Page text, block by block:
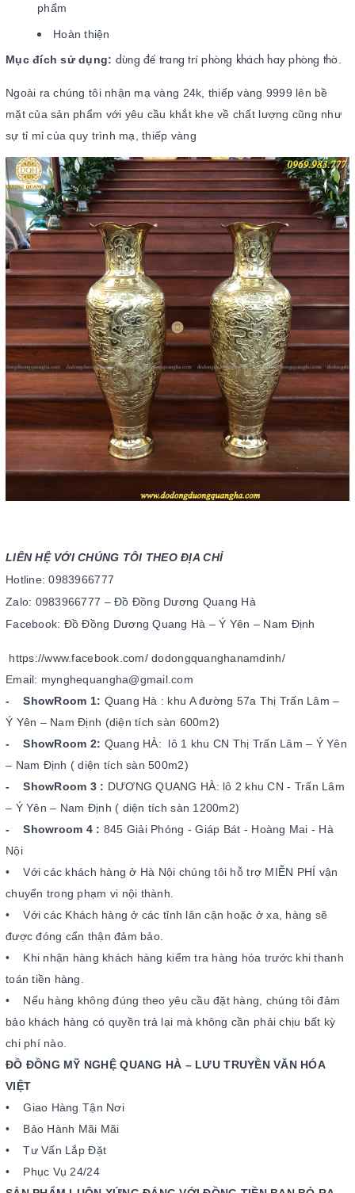
phẩm
Hoàn thiện
Mục đích sử dụng: dùng để trang trí phòng khách hay phòng thờ.
Ngoài ra chúng tôi nhận mạ vàng 24k, thiếp vàng 9999 lên bề
mặt của sản phẩm với yêu cầu khắt khe về chất lượng cũng như
sự tỉ mỉ của quy trình mạ, thiếp vàng
LIÊN HỆ VỚI CHÚNG TÔI THEO ĐỊA CHỈ
Hotline: 0983966777
Zalo: 0983966777 – Đồ Đồng Dương Quang Hà
Facebook: Đồ Đồng Dương Quang Hà – Ý Yên – Nam Định
https://www.facebook.com/ dodongquanghanamdinh/
Email: mynghequangha@gmail.com
- ShowRoom 1: Quang Hà : khu A đường 57a Thị Trấn Lâm –
Ý Yên – Nam Định (diện tích sàn 600m2)
- ShowRoom 2: Quang HÀ: lô 1 khu CN Thị Trấn Lâm – Ý Yên
– Nam Định ( diện tích sàn 500m2)
- ShowRoom 3 : DƯƠNG QUANG HÀ: lô 2 khu CN - Trấn Lâm
– Ý Yên – Nam Định ( diện tích sàn 1200m2)
- Showroom 4 : 845 Giải Phóng - Giáp Bát - Hoàng Mai - Hà
Nội
• Với các khách hàng ở Hà Nội chúng tôi hỗ trợ MIỄN PHÍ vận
chuyển trong phạm vi nội thành.
• Với các Khách hàng ở các tỉnh lân cận hoặc ở xa, hàng sẽ
được đóng cẩn thận đảm bảo.
• Khi nhận hàng khách hàng kiểm tra hàng hóa trước khi thanh
toán tiền hàng.
• Nếu hàng không đúng theo yêu cầu đặt hàng, chúng tôi đảm
bảo khách hàng có quyền trả lại mà không cần phải chịu bất kỳ
chi phí nào.
ĐỒ ĐỒNG MỸ NGHỆ QUANG HÀ – LƯU TRUYỀN VĂN HÓA
VIỆT
• Giao Hàng Tận Nơi
• Bảo Hành Mãi Mãi
• Tư Vấn Lắp Đặt
• Phục Vụ 24/24